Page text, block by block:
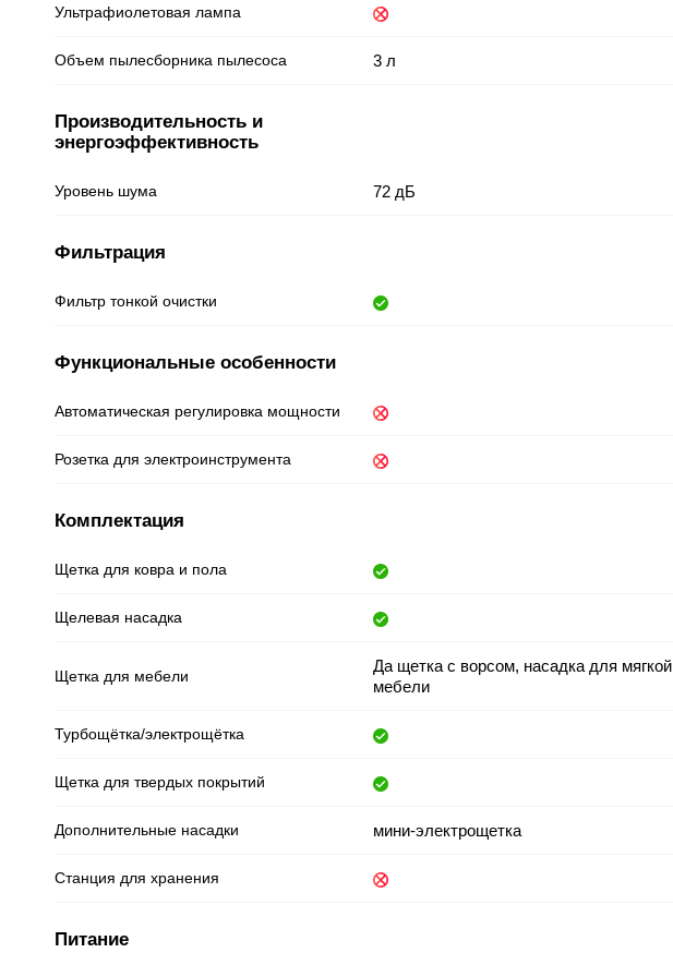
Ультрафиолетовая лампа
Объем пылесборника пылесоса 3 л
Производительность и
энергоэффективность
Уровень шума 72 дБ
Фильтрация
Фильтр тонкой очистки
Функциональные особенности
Автоматическая регулировка мощности
Розетка для электроинструмента
Комплектация
Щетка для ковра и пола
Щелевая насадка
Щетка для мебели
Да щетка с ворсом, насадка для мягкой
мебели
Турбощётка/электрощётка
Щетка для твердых покрытий
Дополнительные насадки мини-электрощетка
Станция для хранения
Питание